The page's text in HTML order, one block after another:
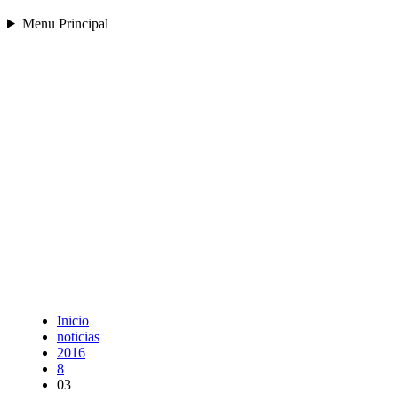
Menu Principal
Inicio
noticias
2016
8
03